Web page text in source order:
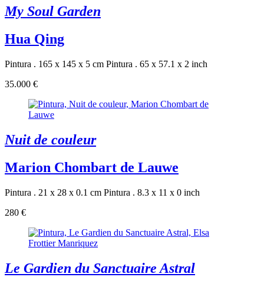
My Soul Garden
Hua Qing
Pintura . 165 x 145 x 5 cm Pintura . 65 x 57.1 x 2 inch
35.000 €
Nuit de couleur
Marion Chombart de Lauwe
Pintura . 21 x 28 x 0.1 cm Pintura . 8.3 x 11 x 0 inch
280 €
Le Gardien du Sanctuaire Astral